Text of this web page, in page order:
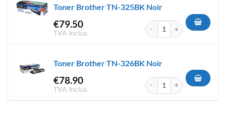
Toner Brother TN-325BK Noir
€79.50
TVA Inclus
quantité de Toner Brother
Toner Brother TN-326BK Noir
€78.90
TVA Inclus
quantité de Toner Brother